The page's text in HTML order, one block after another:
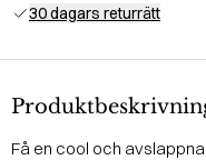
30 dagars returrätt
Få en cool och